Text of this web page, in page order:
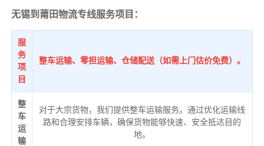
无锡到莆田物流专线服务项目：
服
务
项
目
整车运输、零担运输、仓储配送（如需上门估价免费）。
整
车
运
输
对于大宗货物，我们提供整车运输服务。通过优化运输线
路和合理安排车辆，确保货物能够快速、安全抵达目的
地。